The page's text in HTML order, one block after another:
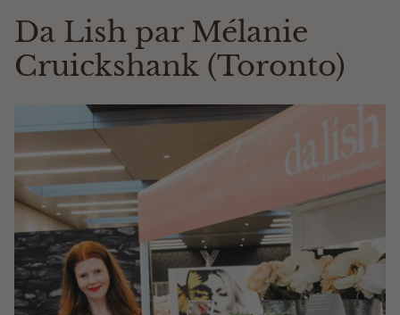
Da Lish par Mélanie
Cruickshank (Toronto)